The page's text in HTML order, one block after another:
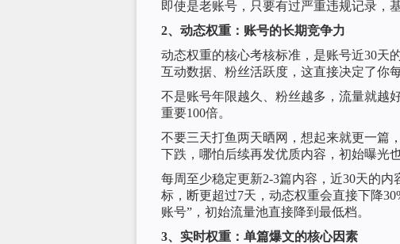
即使是老账号，只要有过严重违规记录，
2、动态权重：账号的长期竞争力
动态权重的核心考核标准，是账号近30天
互动数据、粉丝活跃度，这直接决定了你
不是账号年限越久、粉丝越多，流量就越
重要100倍。
不要三天打鱼两天晒网，想起来就更一篇
下跌，哪怕后续再发优质内容，初始曝光
每周至少稳定更新2-3篇内容，近30天的
标，断更超过7天，动态权重会直接下降
账号”，初始流量池直接降到最低档。
3、实时权重：单篇爆文的核心因素